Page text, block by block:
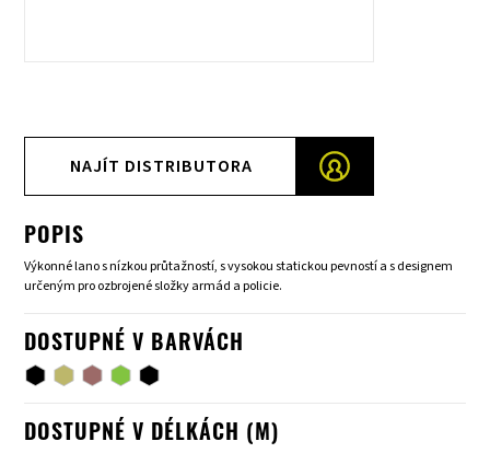
NAJÍT DISTRIBUTORA
POPIS
Výkonné lano s nízkou průtažností, s vysokou statickou pevností a s designem
určeným pro ozbrojené složky armád a policie.
DOSTUPNÉ V BARVÁCH
DOSTUPNÉ V DÉLKÁCH (M)